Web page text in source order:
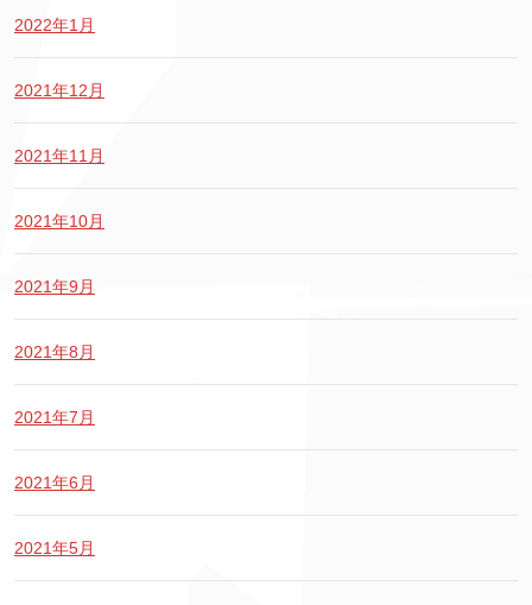
2022年1月
2021年12月
2021年11月
2021年10月
2021年9月
2021年8月
2021年7月
2021年6月
2021年5月